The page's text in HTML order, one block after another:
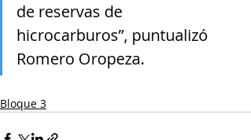
de reservas de
hicrocarburos”, puntualizó
Romero Oropeza.
Bloque 3